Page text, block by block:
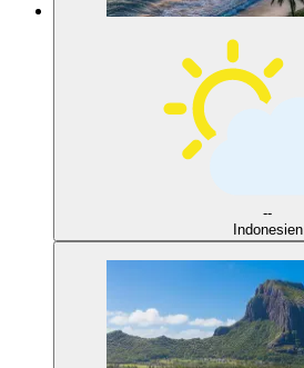
--
Indonesien